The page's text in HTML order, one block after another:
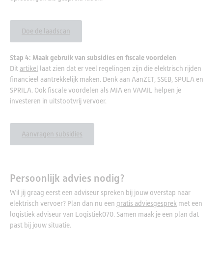
Doe de laadscan
Stap 4: Maak gebruik van subsidies en fiscale voordelen
Dit artikel
laat zien dat er veel regelingen zijn die elektrisch rijden
financieel aantrekkelijk maken. Denk aan AanZET, SSEB, SPULA en
SPRILA. Ook fiscale voordelen als MIA en VAMIL helpen je
investeren in uitstootvrij vervoer.
Aanvragen subsidies
Persoonlijk advies nodig?
Wil jij graag eerst een adviseur spreken bij jouw overstap naar
elektrisch vervoer? Plan dan nu een gratis adviesgesprek met een
logistiek adviseur van Logistiek070. Samen maak je een plan dat
past bij jouw situatie.